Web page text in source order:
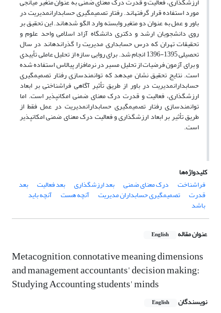
مورد استفاده قرار گرفته­اند. رفتار تصمیم­گیری حسابداران­مدیریت در
باور و عمل به عنوان دو متغیر وابسته وارد الگو شده­اند. این تحقیق بر
روی دانشجویان ارشد و دکتری دانشگاه آزاد اسلامی واحد علوم و
تحقیقات تهران که درس حسابداری مدیریت را گذرانده­اند در سال
تحصیلی 1395-1396 انجام شد. برای روایی سازه از تحلیل عاملی تأییدی
و برای آزمون فرضیات از تحلیل مسیر در نرم­افزار پی­ال­اس استفاده شده
است. نتایج تحقیق نشان می­دهد که توانمندسازی رفتار تصمیم­گیری
حسابداران­مدیریت در باور از طریق تأثیر آگاهی فراشناختی بر ابعاد
ارزشگذاری، فعالیت و قدرت درک معنای ضمنی امکان­پذیر است. اما
توانمندسازی رفتار تصمیم­گیری حسابداران­مدیریت در عمل فقط از
طریق تأثیر بر ابعاد ارزشگذاری و فعالیت درک معنای ضمنی امکان­پذیر
است.
کلیدواژه‌ها
فراشناخت
درک معنای ضمنی بعد ارزشگذاری بعد فعالیت بعد
قدرت تصمیم­گیری حسابداران مدیریت آنچه هست آنچه باید
باشد
عنوان مقاله English
Metacognition, connotative meaning dimensions
and management accountants' decision making:
Studying Accounting students' minds
نویسندگان English